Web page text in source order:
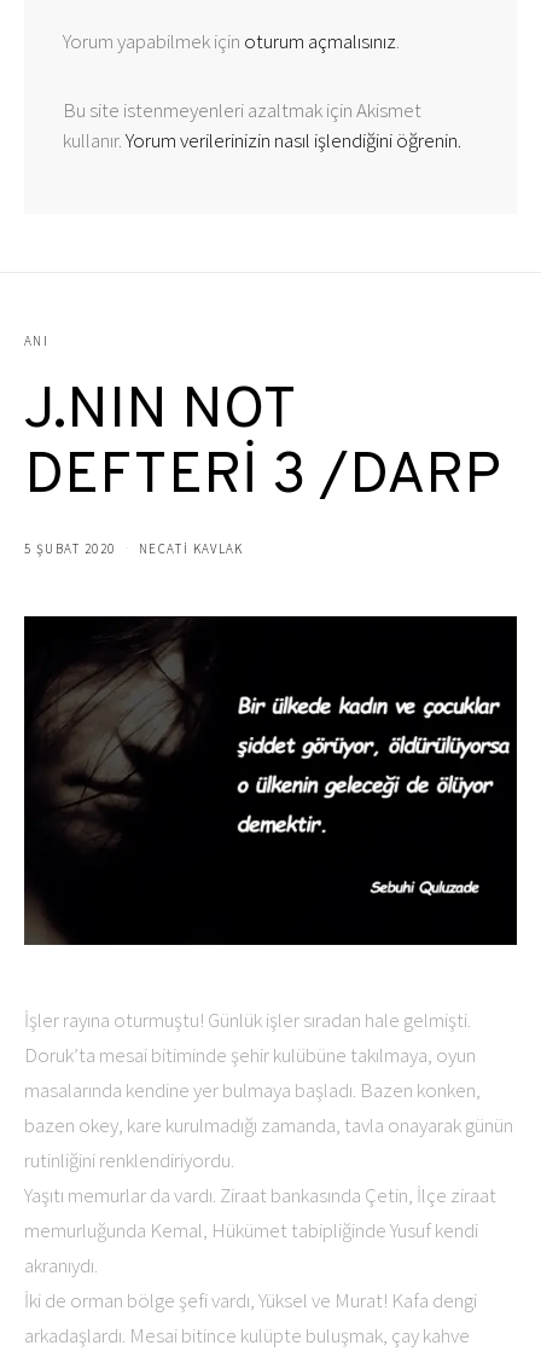
Yorum yapabilmek için oturum açmalısınız.
Bu site istenmeyenleri azaltmak için Akismet
kullanır.Yorum verilerinizin nasıl işlendiğini öğrenin.
ANI
J.NIN NOT
DEFTERİ 3 /DARP
5 ŞUBAT 2020 NECATİ KAVLAK
İşler rayına oturmuştu! Günlük işler sıradan hale gelmişti.
Doruk’ta mesai bitiminde şehir kulübüne takılmaya, oyun
masalarında kendine yer bulmaya başladı. Bazen konken,
bazen okey, kare kurulmadığı zamanda, tavla onayarak günün
rutinliğini renklendiriyordu.
Yaşıtı memurlar da vardı. Ziraat bankasında Çetin, İlçe ziraat
memurluğunda Kemal, Hükümet tabipliğinde Yusuf kendi
akranıydı.
İki de orman bölge şefi vardı, Yüksel ve Murat! Kafa dengi
arkadaşlardı. Mesai bitince kulüpte buluşmak, çay kahve